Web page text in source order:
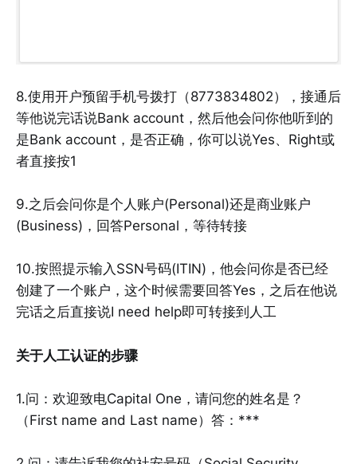
8.使用开户预留手机号拨打（8773834802），接通后
等他说完话说Bank account，然后他会问你他听到的
是Bank account，是否正确，你可以说Yes、Right或
者直接按1
9.之后会问你是个人账户(Personal)还是商业账户
(Business)，回答Personal，等待转接
10.按照提示输入SSN号码(ITIN)，他会问你是否已经
创建了一个账户，这个时候需要回答Yes，之后在他说
完话之后直接说I need help即可转接到人工
关于人工认证的步骤
1.问：欢迎致电Capital One，请问您的姓名是？
（First name and Last name）答：***